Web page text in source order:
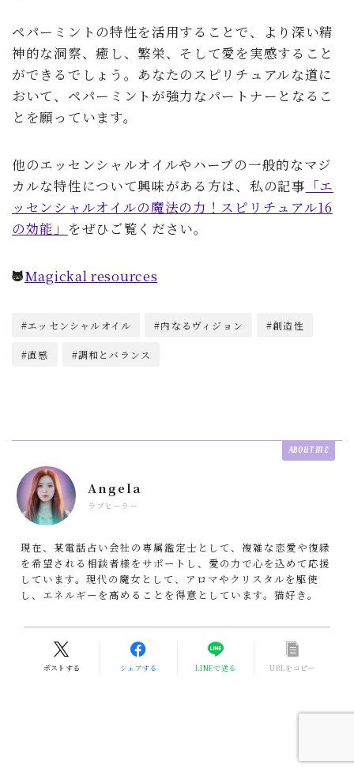
ペパーミントの特性を活用することで、より深い精
神的な洞察、癒し、繁栄、そして愛を実感すること
ができるでしょう。あなたのスピリチュアルな道に
おいて、ペパーミントが強力なパートナーとなるこ
とを願っています。
他のエッセンシャルオイルやハーブの一般的なマジ
カルな特性について興味がある方は、私の記事 「エ
ッセンシャルオイルの魔法の力！スピリチュアル16
の効能」 をぜひご覧ください。
Magickal resources
#エッセンシャルオイル #内なるヴィジョン #創造性
#直感 #調和とバランス
ABOUT ME
Angela
ラブヒーラー
現在、某電話占い会社の専属鑑定士として、複雑な恋愛や復縁
を希望される相談者様をサポートし、愛の力で心を込めて応援
しています。現代の魔女として、アロマやクリスタルを駆使
し、エネルギーを高めることを得意としています。猫好き。
ポストする シェアする LINEで送る URLをコピー